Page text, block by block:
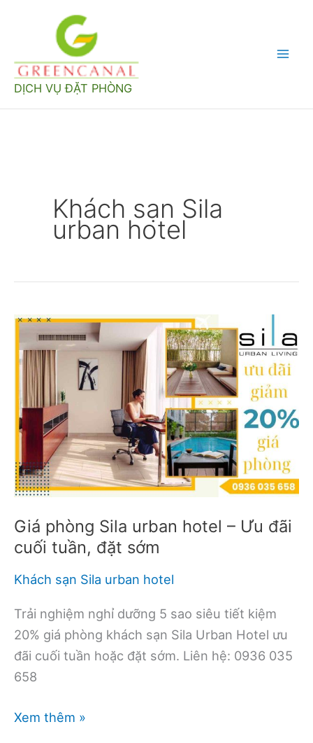
dung
DỊCH VỤ ĐẶT PHÒNG
Khách sạn Sila
urban hotel
Giá phòng Sila urban hotel – Ưu đãi
cuối tuần, đặt sớm
Khách sạn Sila urban hotel
Trải nghiệm nghỉ dưỡng 5 sao siêu tiết kiệm
20% giá phòng khách sạn Sila Urban Hotel ưu
đãi cuối tuần hoặc đặt sớm. Liên hệ: 0936 035
658
Giá
Xem thêm »